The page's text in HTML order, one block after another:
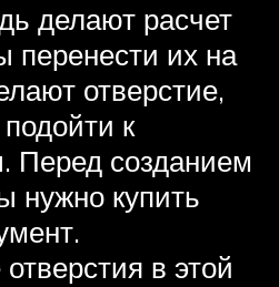
делают расчет
перенести их на
отверстие,
к
Перед созданием
нужно купить
в этой